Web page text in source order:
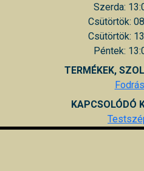
Szerda:
Csütörtök:
Csütörtök:
Péntek:
TERMÉKEK,
KAPCSOLÓDÓ